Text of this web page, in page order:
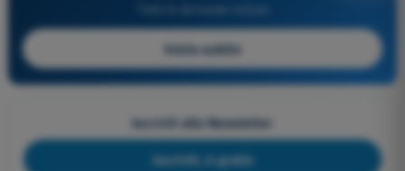
Inizia subito
Iscriviti alla Newsletter
Iscriviti, è gratis